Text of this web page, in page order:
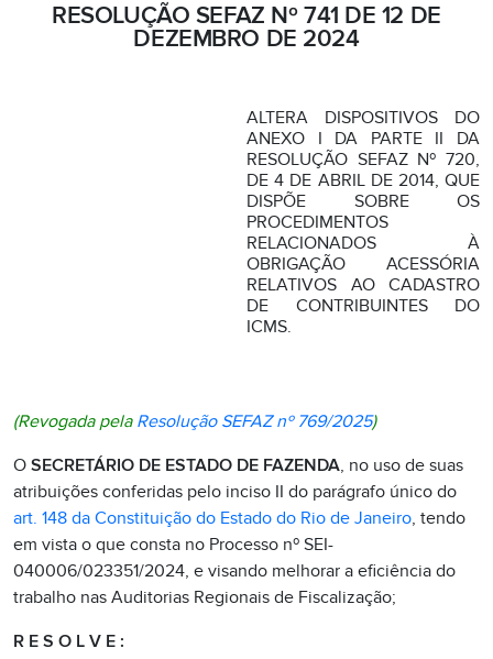
RESOLUÇÃO SEFAZ Nº 741 DE 12 DE
DEZEMBRO DE 2024
ALTERA DISPOSITIVOS DO
ANEXO I DA PARTE II DA
RESOLUÇÃO SEFAZ Nº 720,
DE 4 DE ABRIL DE 2014, QUE
DISPÕE SOBRE OS
PROCEDIMENTOS
RELACIONADOS À
OBRIGAÇÃO ACESSÓRIA
RELATIVOS AO CADASTRO
DE CONTRIBUINTES DO
ICMS.
(Revogada pela Resolução SEFAZ nº 769/2025)
O SECRETÁRIO DE ESTADO DE FAZENDA, no uso de suas
atribuições conferidas pelo inciso II do parágrafo único do
art. 148 da Constituição do Estado do Rio de Janeiro, tendo
em vista o que consta no Processo nº SEI-
040006/023351/2024, e visando melhorar a eficiência do
trabalho nas Auditorias Regionais de Fiscalização;
R E S O L V E :